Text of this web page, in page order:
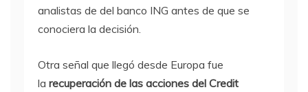
analistas de del banco ING antes de que se
conociera la decisión.
Otra señal que llegó desde Europa fue
la recuperación de las acciones del Credit